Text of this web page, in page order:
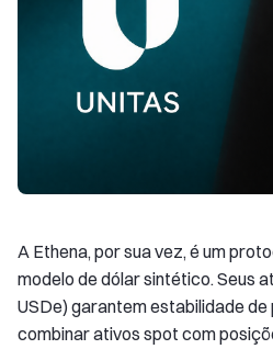
A Ethena, por sua vez, é um
modelo de dólar sintético. Seus
USDe) garantem estabilidade
combinar ativos spot com